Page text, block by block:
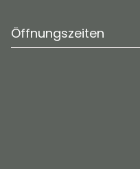
Öffnungszeiten